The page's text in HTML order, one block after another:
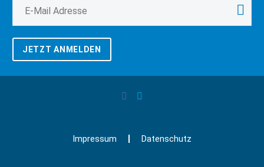
JETZT ANMELDEN
Impressum Datenschutz